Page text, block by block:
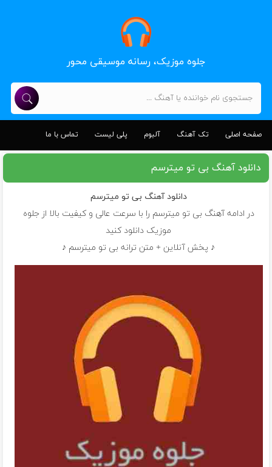
جلوه موزیک، رسانه موسیقی محور
صفحه اصلی تک آهنگ آلبوم پلی لیست تماس با ما
دانلود آهنگ بی تو میترسم
دانلود آهنگ بی تو میترسم
در ادامه آهنگ بی تو میترسم را با سرعت عالی و کیفیت بالا از جلوه
موزیک دانلود کنید
♪ پخش آنلاین + متن ترانه بی تو میترسم ♪